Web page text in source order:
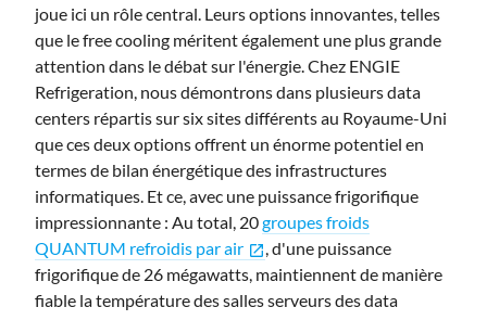
joue ici un rôle central. Leurs options innovantes, telles
que le free cooling méritent également une plus grande
attention dans le débat sur l'énergie. Chez ENGIE
Refrigeration, nous démontrons dans plusieurs data
centers répartis sur six sites différents au Royaume-Uni
queces deux optionsoffrent un énorme potentiel en
termes de bilan énergétique des infrastructures
informatiques. Et ce, avec une puissance frigorifique
impressionnante : Au total, 20groupes froids
QUANTUM refroidis par air open_in_new, d'une puissance
frigorifique de 26 mégawatts, maintiennent de manière
fiable la température des salles serveurs des data